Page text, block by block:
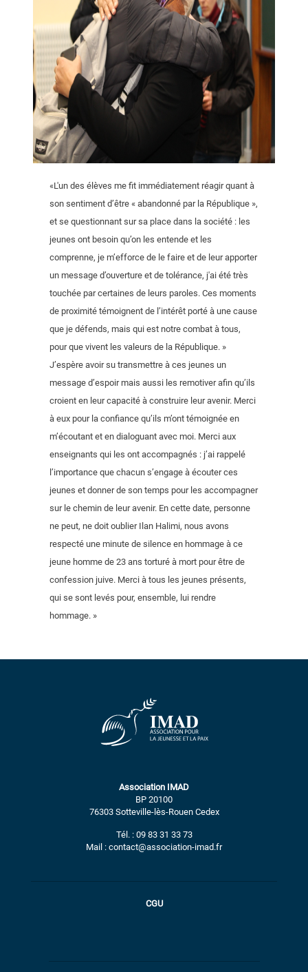
«L'un des élèves me fit immédiatement réagir quant à
son sentiment d’être « abandonné par la République »,
et se questionnant sur sa place dans la société : les
jeunes ont besoin qu’on les entende et les
comprenne, je m’efforce de le faire et de leur apporter
un message d’ouverture et de tolérance, j'ai été très
touchée par certaines de leurs paroles. Ces moments
de proximité témoignent de l’intérêt porté à une cause
que je défends, mais qui est notre combat à tous,
pour que vivent les valeurs de la République. »
J’espère avoir su transmettre à ces jeunes un
message d’espoir mais aussi les remotiver afin qu’ils
croient en leur capacité à construire leur avenir. Merci
à eux pour la confiance qu’ils m’ont témoignée en
m’écoutant et en dialoguant avec moi. Merci aux
enseignants qui les ont accompagnés : j’ai rappelé
l’importance que chacun s’engage à écouter ces
jeunes et donner de son temps pour les accompagner
sur le chemin de leur avenir. En cette date, personne
ne peut, ne doit oublier Ilan Halimi, nous avons
respecté une minute de silence en hommage à ce
jeune homme de 23 ans torturé à mort pour être de
confession juive. Merci à tous les jeunes présents,
qui se sont levés pour, ensemble, lui rendre
hommage. »
Association IMAD
BP 20100
76303 Sotteville-lès-Rouen Cedex
Tél. : 09 83 31 33 73
Mail : contact@association-imad.fr
CGU